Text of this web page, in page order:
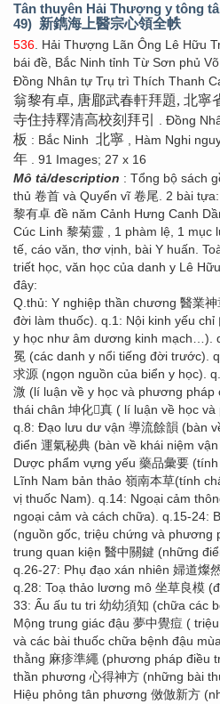
Tân thuyên Hải Thượng y tông
49) 新鐫海上醫宗心領全帙
536. Hải Thượng Lãn Ông Lê Hữu
bái đề, Bắc Ninh tỉnh Từ Sơn phủ
Đồng Nhân tự Trụ trì Thích Thanh
翁黎有卓, 唐郿武春軒拜題, 北寧
寺住持釋清高校刻拜引
. Đồng
板 : Bắc Ninh 北寧 , Hàm Nghi
年 . 91 Images; 27 x 16
Mô tả/description : Tổng bộ sách
thủ 卷首 và Quyển vĩ 卷尾. 2 bài
黎有卓 đề năm Cảnh Hưng Canh
Cúc Linh 黎菊靈 , 1 phàm lệ, 1 mục
tế, cáo văn, thơ vịnh, bài Y huấn.
triết học, văn học của danh y Lê
đây:
Q.thủ: Y nghiệp thần chương 醫業
đời làm thuốc). q.1: Nội kinh yếu
y học như âm dương kinh mạch…).
冕 (các danh y nổi tiếng đời trước).
求源 (ngọn nguồn của biển y học).
溦 (lí luận về y học và phương
thái chân 坤化񠈚真 ( lí luận về học
q.8: Đạo lưu dư vận 導流餘韻 (bàn
điển 運氣秘典 (bàn về khái niệm
Dược phẩm vựng yếu 藥品彙要
Lĩnh Nam bản thảo 嶺南本草(tính
vị thuốc Nam). q.14: Ngoại cảm
ngoại cảm và cách chữa). q.15-24:
(nguồn gốc, triệu chứng và phương
trung quan kiện 醫中關鍵 (những
q.26-27: Phụ đạo xán nhiên 婦道燦
q.28: Toạ thảo lương mô 坐草良模
33: Ấu ấu tu tri 幼幼須知 (chữa các
Mộng trung giác đậu 夢中覺痘 (
và các bài thuốc chữa bệnh đậu
thằng 麻疹準繩 (phương pháp điều
thần phương 心得神方 (những bài
Hiệu phỏng tân phương 傚倣新方